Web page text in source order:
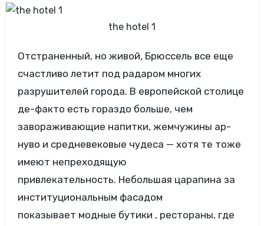
the hotel 1
Отстраненный, но живой, Брюссель все еще
счастливо летит под радаром многих
разрушителей города. В европейской столице
де-факто есть гораздо больше, чем
завораживающие напитки, жемчужины ар-
нуво и средневековые чудеса — хотя те тоже
имеют непреходящую
привлекательность. Небольшая царапина за
институциональным фасадом
показывает модные бутики , рестораны, где